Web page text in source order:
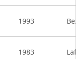
1993
1983